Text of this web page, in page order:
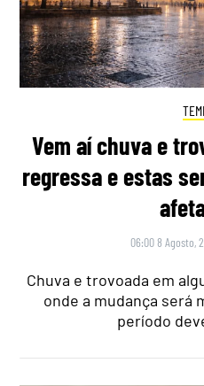
Vem aí chuva e
regressa e estas
06:00 8 Agosto,
Chuva e trovoada em
onde a mudança será
período